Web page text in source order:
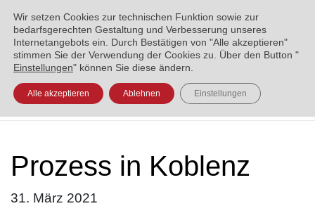
ENGLISH العربية УКРАЇНСЬКА
Prozess in Koblenz
31. März 2021
Wir setzen Cookies zur technischen Funktion sowie zur
bedarfsgerechten Gestaltung und Verbesserung unseres
Internetangebots ein. Durch Bestätigen von "Alle akzeptieren"
stimmen Sie der Verwendung der Cookies zu. Über den Button "
Einstellungen" können Sie diese ändern.
Alle akzeptieren Ablehnen Einstellungen